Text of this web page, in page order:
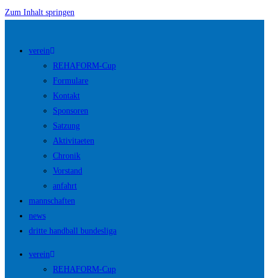
Zum Inhalt springen
verein
REHAFORM-Cup
Formulare
Kontakt
Sponsoren
Satzung
Aktivitaeten
Chronik
Vorstand
anfahrt
mannschaften
news
dritte handball bundesliga
verein
REHAFORM-Cup